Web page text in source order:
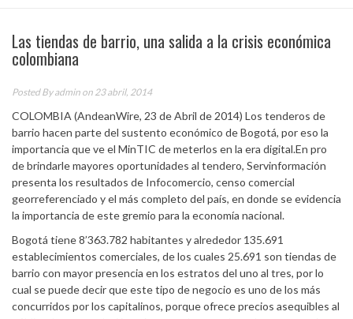
Las tiendas de barrio, una salida a la crisis económica
colombiana
Posted Byadmin on 23 abril, 2014
COLOMBIA (AndeanWire, 23 de Abril de 2014) Los tenderos de
barrio hacen parte del sustento económico de Bogotá, por eso la
importancia que ve el MinTIC de meterlos en la era digital.En pro
de brindarle mayores oportunidades al tendero, Servinformación
presenta los resultados de Infocomercio, censo comercial
georreferenciado y el más completo del país, en donde se evidencia
la importancia de este gremio para la economía nacional.
Bogotá tiene 8’363.782 habitantes y alrededor 135.691
establecimientos comerciales, de los cuales 25.691 son tiendas de
barrio con mayor presencia en los estratos del uno al tres, por lo
cual se puede decir que este tipo de negocio es uno de los más
concurridos por los capitalinos, porque ofrece precios asequibles al